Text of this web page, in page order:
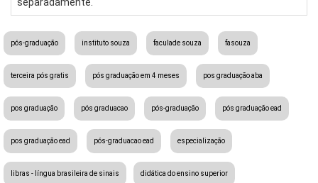
pós-graduação instituto souza faculade souza fasouza
terceira pós gratis pós graduação em 4 meses pos graduação aba
pos graduação pós graduacao pós-graduação pós graduação ead
pos graduação ead pós-graduacao ead especialização
libras - língua brasileira de sinais didática do ensino superior